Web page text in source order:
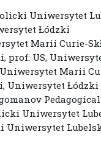
Uniwersytet
Łódzki
Marii Curie-
prof. US,
Marii
Uniwersytet Łódzki
Uniwersytet
Uniwersytet